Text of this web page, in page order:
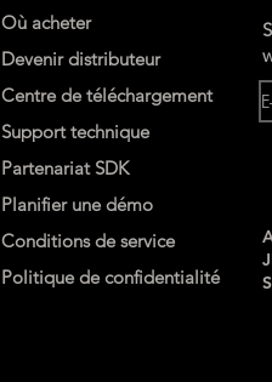
Où acheter
Devenir distributeur
Centre de téléchargement
Support technique
Partenariat SDK
Planifier une démo
Conditions de service
Politique de confidentialité